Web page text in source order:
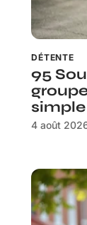
DÉTENTE
95
4 août